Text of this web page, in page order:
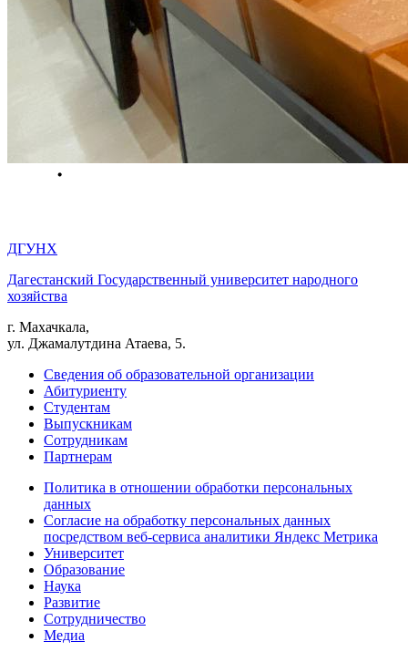
ДГУНХ
Дагестанский Государственный университет народного
хозяйства
г. Махачкала,
ул. Джамалутдина Атаева, 5.
Сведения об образовательной организации
Абитуриенту
Студентам
Выпускникам
Сотрудникам
Партнерам
Политика в отношении обработки персональных
данных
Согласие на обработку персональных данных
посредством веб-сервиса аналитики Яндекс Метрика
Университет
Образование
Наука
Развитие
Сотрудничество
Медиа